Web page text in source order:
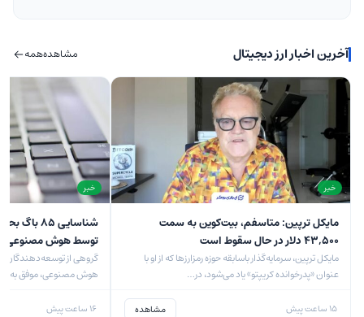
آخرین اخبار ارز دیجیتال مشاهدههمه
خبر
مایکل ترپین: متاسفم، بیت‌کوین به سمت
۴۳,۵۰۰ دلار در حال سقوط است
مایکل ترپین، سرمایه‌گذار باسابقه حوزه رمزارزها که از او با
عنوان «پدرخوانده کریپتو» یاد می‌شود، در…
۱۵ ساعت پیش مشاهده
خبر
شناسایی
توسط هوش مصنوعی
گروهی از توسعه‌دهندگان
۱۶ ساعت پیش